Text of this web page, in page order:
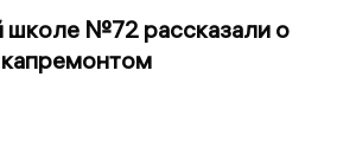
школе №72 рассказали о
капремонтом